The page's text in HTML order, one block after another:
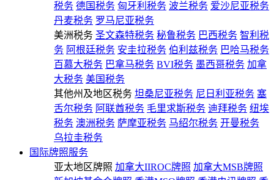
税务 德国税务 匈牙利税务 波兰税务 爱沙尼亚税务
丹麦税务 罗马尼亚税务
美洲税务 圣文森特税务 秘鲁税务 巴西税务 智利税
务 阿根廷税务 安圭拉税务 伯利兹税务 巴哈马税务
百慕大税务 巴拿马税务 BVI税务 墨西哥税务 加拿
大税务 美国税务
其他州及地区税务 坦桑尼亚税务 尼日利亚税务 塞
舌尔税务 阿联酋税务 毛里求斯税务 迪拜税务 纽埃
税务 澳洲税务 萨摩亚税务 马绍尔税务 开曼税务
乌拉圭税务
国际牌照服务
亚太地区牌照 加拿大IIROC牌照 加拿大MSB牌照